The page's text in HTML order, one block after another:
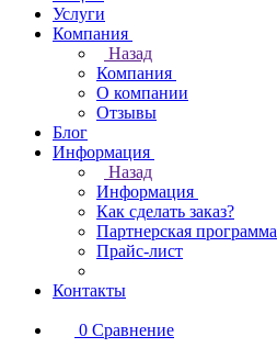
Услуги
Компания
Назад
Компания
О компании
Отзывы
Блог
Информация
Назад
Информация
Как сделать заказ?
Партнерская программа
Прайс-лист
Контакты
0 Сравнение